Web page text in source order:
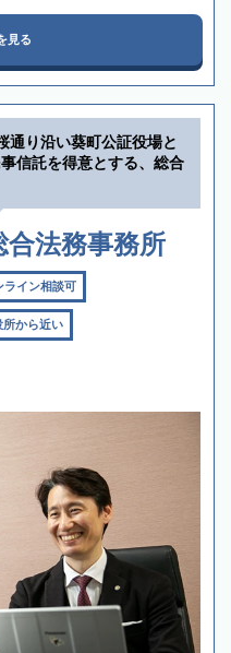
見る
通り沿い葵町公証役場と
信託を得意とする、総合
合法務事務所
ライン相談可
所から近い